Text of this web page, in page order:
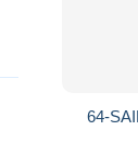
64-